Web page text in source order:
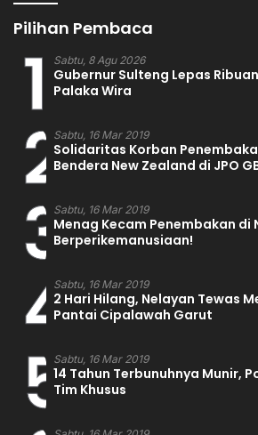
Pilihan Pembaca
1 Sabtu, 8 Agu 2026
Gubernur Sulteng Lepas
Palaka Wira
2Sabtu, 16 Mar 2019
Solidaritas Korban
Bendera New Zealand di JPO
3Sabtu, 16 Mar 2019
Menag Kecam Penembakan di
Berperikemanusiaan!
4Sabtu, 16 Mar 2019
2 Hari Hilang, Nelayan Tewas
Pantai Cipalawah Garut
5Sabtu, 16 Mar 2019
14 Tahun Terbunuhnya Munir,
Tim Khusus